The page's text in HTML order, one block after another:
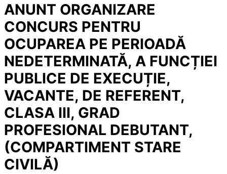
ANUNT ORGANIZARE
CONCURS PENTRU
OCUPAREA PE PERIOADĂ
NEDETERMINATĂ, A FUNCȚIEI
PUBLICE DE EXECUȚIE,
VACANTE, DE REFERENT,
CLASA III, GRAD
PROFESIONAL DEBUTANT,
(COMPARTIMENT STARE
CIVILĂ)